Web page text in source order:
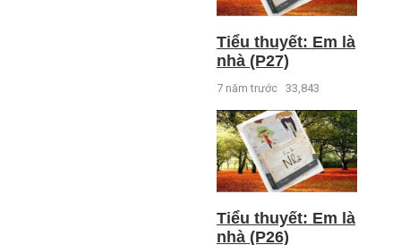
Tiểu thuyết: Em là
nhà (P27)
7 năm trước 33,843
Tiểu thuyết: Em là
nhà (P26)